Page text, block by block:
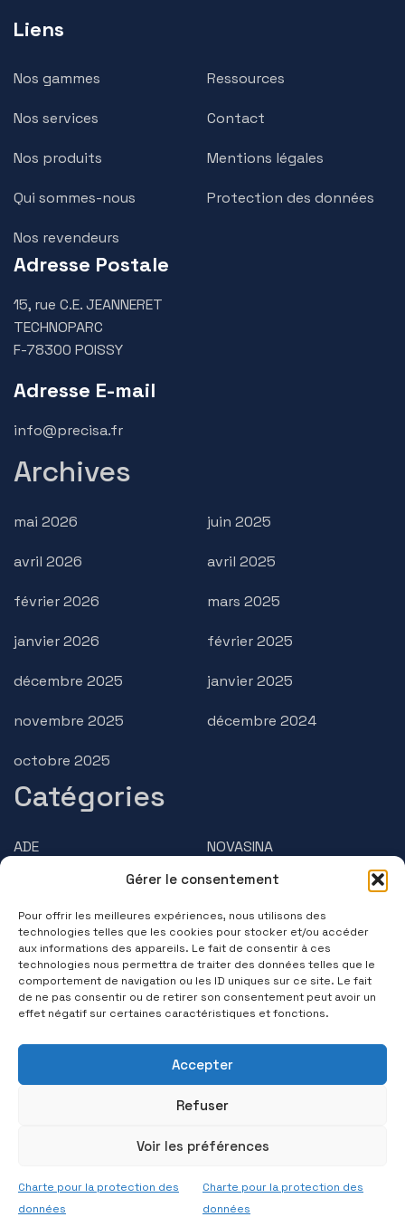
Gérer le consentement
Pour offrir les meilleures expériences, nous utilisons des
technologies telles que les cookies pour stocker et/ou accéder
aux informations des appareils. Le fait de consentir à ces
technologies nous permettra de traiter des données telles que le
comportement de navigation ou les ID uniques sur ce site. Le fait
de ne pas consentir ou de retirer son consentement peut avoir un
effet négatif sur certaines caractéristiques et fonctions.
Accepter
Refuser
Voir les préférences
Charte pour la protection des
données
Charte pour la protection des
données
Liens
Nos gammes
Nos services
Nos produits
Qui sommes-nous
Nos revendeurs
Ressources
Contact
Mentions légales
Protection des données
Adresse Postale
15, rue C.E. JEANNERET
TECHNOPARC
F-78300 POISSY
Adresse E-mail
info@precisa.fr
Archives
mai 2026
avril 2026
février 2026
janvier 2026
décembre 2025
novembre 2025
octobre 2025
juin 2025
avril 2025
mars 2025
février 2025
janvier 2025
décembre 2024
Catégories
ADE
BRUSS
NOVASINA
PRECISA
Questions/Réponses
Contactez-nous
(+33) 01 39 11 55 75
Suivez-nous
© 2026 PRECISA FRANCE. Tous Droits Réservés
Agence Cleever